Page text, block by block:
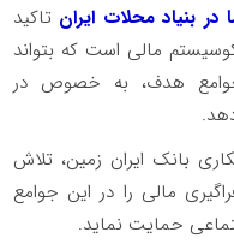
در بنیاد محلات ایران تاکید
مالی است که بتواند
هدف، به‌ خصوص در
بانک ایران زمین، تلاش
مالی را در این جوامع
حمایت نماید.